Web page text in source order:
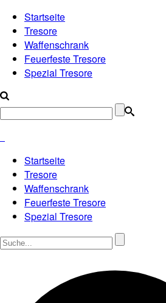
Startseite
Tresore
Waffenschrank
Feuerfeste Tresore
Spezial Tresore
Startseite
Tresore
Waffenschrank
Feuerfeste Tresore
Spezial Tresore